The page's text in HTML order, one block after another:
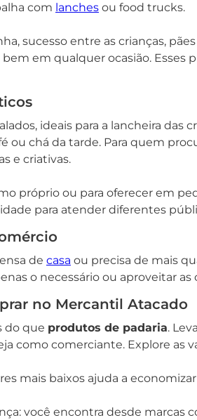
com lanches ou food trucks.
sucesso entre as crianças,
bem em qualquer ocasião. Esses
ideais para a lancheira das
chá da tarde. Para quem
e criativas.
próprio ou para oferecer em
para atender diferentes
de casa ou precisa de mais
o necessário ou aproveitar
no Mercantil Atacado
do que produtos de padaria.
como comerciante. Explore as
mais baixos ajuda a
você encontra desde marcas